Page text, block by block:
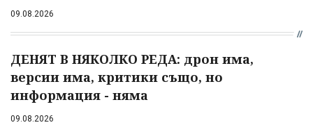
09.08.2026
ДЕНЯТ В НЯКОЛКО РЕДА: дрон има,
версии има, критики също, но
информация - няма
09.08.2026